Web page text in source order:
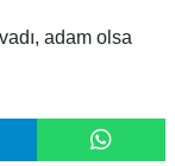
adam olsa